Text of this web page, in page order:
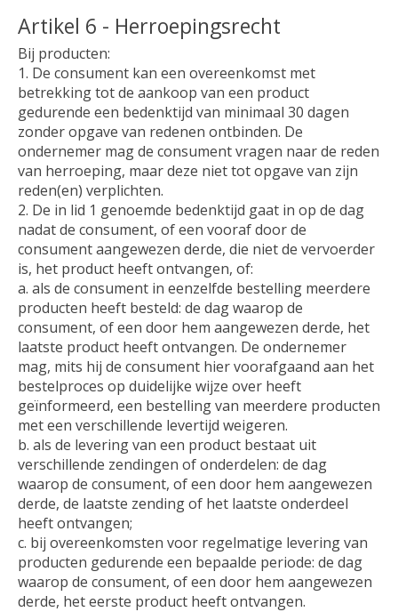
Artikel 6 - Herroepingsrecht
Bij producten:
1. De consument kan een overeenkomst met
betrekking tot de aankoop van een product
gedurende een bedenktijd van minimaal 30 dagen
zonder opgave van redenen ontbinden. De
ondernemer mag de consument vragen naar de reden
van herroeping, maar deze niet tot opgave van zijn
reden(en) verplichten.
2. De in lid 1 genoemde bedenktijd gaat in op de dag
nadat de consument, of een vooraf door de
consument aangewezen derde, die niet de vervoerder
is, het product heeft ontvangen, of:
a. als de consument in eenzelfde bestelling meerdere
producten heeft besteld: de dag waarop de
consument, of een door hem aangewezen derde, het
laatste product heeft ontvangen. De ondernemer
mag, mits hij de consument hier voorafgaand aan het
bestelproces op duidelijke wijze over heeft
geïnformeerd, een bestelling van meerdere producten
met een verschillende levertijd weigeren.
b. als de levering van een product bestaat uit
verschillende zendingen of onderdelen: de dag
waarop de consument, of een door hem aangewezen
derde, de laatste zending of het laatste onderdeel
heeft ontvangen;
c. bij overeenkomsten voor regelmatige levering van
producten gedurende een bepaalde periode: de dag
waarop de consument, of een door hem aangewezen
derde, het eerste product heeft ontvangen.